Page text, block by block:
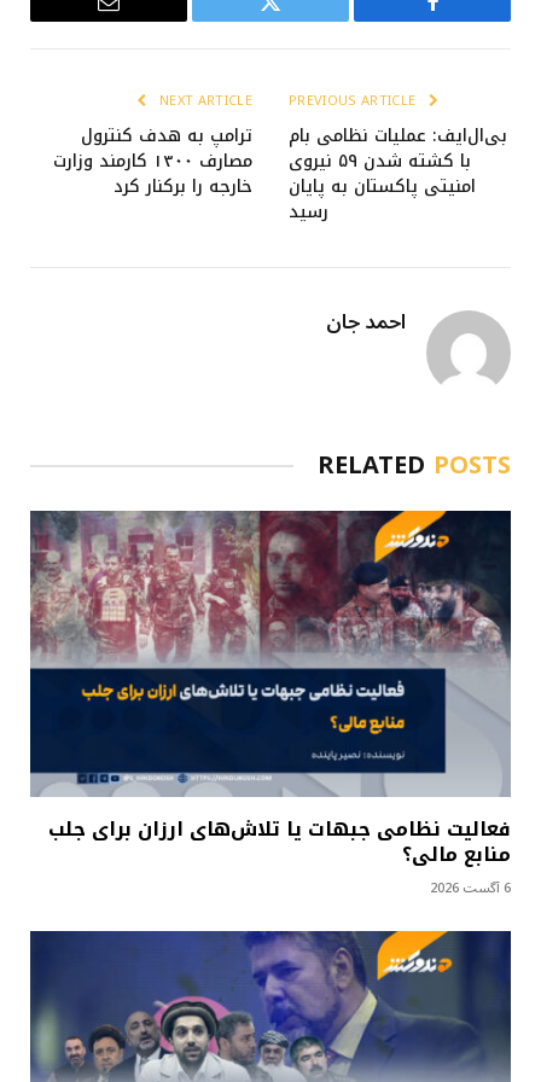
Facebook
Twitter
Email
بی‌ال‌ایف: عملیات نظامی بام
با کشته شدن ۵۹ نیروی
امنیتی پاکستان به پایان
رسید
NEXT ARTICLE
ترامپ به هدف کنترول
مصارف ۱۳۰۰ کارمند وزارت
خارجه را برکنار کرد
احمد جان
RELATED POSTS
فعالیت نظامی جبهات یا تلاش‌های ارزان برای جلب
منابع مالی؟
6 آگست 2026